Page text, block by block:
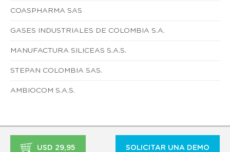
COASPHARMA SAS
GASES INDUSTRIALES DE COLOMBIA S.A.
MANUFACTURA SILICEAS S.A.S.
STEPAN COLOMBIA SAS.
AMBIOCOM S.A.S.
USD 29,95 SOLICITAR UNA DEMO